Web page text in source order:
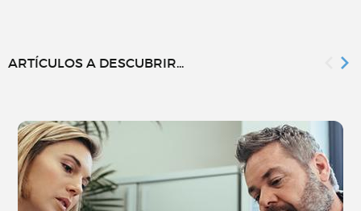
ARTÍCULOS A DESCUBRIR...